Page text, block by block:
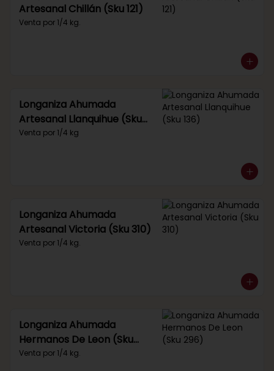
Artesanal Chillán (Sku 121)
Venta por 1/4 kg.
Longaniza Ahumada
Artesanal Llanquihue (Sku
136)
Venta por 1/4 kg
Longaniza Ahumada
Artesanal Victoria (Sku 310)
Venta por 1/4 kg.
Longaniza Ahumada
Hermanos De Leon (Sku
296)
Venta por 1/4 kg.